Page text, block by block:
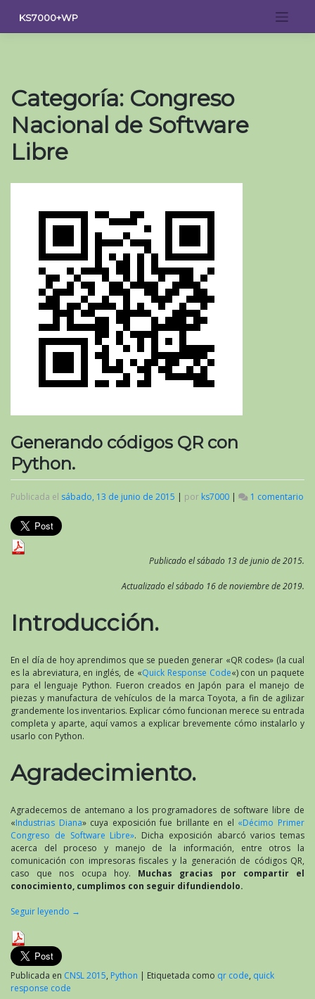
contenido
KS7000+WP
Categoría: Congreso
Nacional de Software
Libre
Generando códigos QR con
Python.
Publicada el sábado, 13 de junio de 2015 | por ks7000 | 1 comentario
Publicado el sábado 13 de junio de 2015.
Actualizado el sábado 16 de noviembre de 2019.
Introducción.
En el día de hoy aprendimos que se pueden generar «QR codes» (la cual
es la abreviatura, en inglés, de «Quick Response Code«) con un paquete
para el lenguaje Python. Fueron creados en Japón para el manejo de
piezas y manufactura de vehículos de la marca Toyota, a fin de agilizar
grandemente los inventarios. Explicar cómo funcionan merece su entrada
completa y aparte, aquí vamos a explicar brevemente cómo instalarlo y
usarlo con Python.
Agradecimiento.
Agradecemos de antemano a los programadores de software libre de
«Industrias Diana» cuya exposición fue brillante en el «Décimo Primer
Congreso de Software Libre». Dicha exposición abarcó varios temas
acerca del proceso y manejo de la información, entre otros la
comunicación con impresoras fiscales y la generación de códigos QR,
caso que nos ocupa hoy. Muchas gracias por compartir el
conocimiento, cumplimos con seguir difundiendolo.
Seguir leyendo →
Publicada en CNSL 2015, Python | Etiquetada como qr code, quick
response code